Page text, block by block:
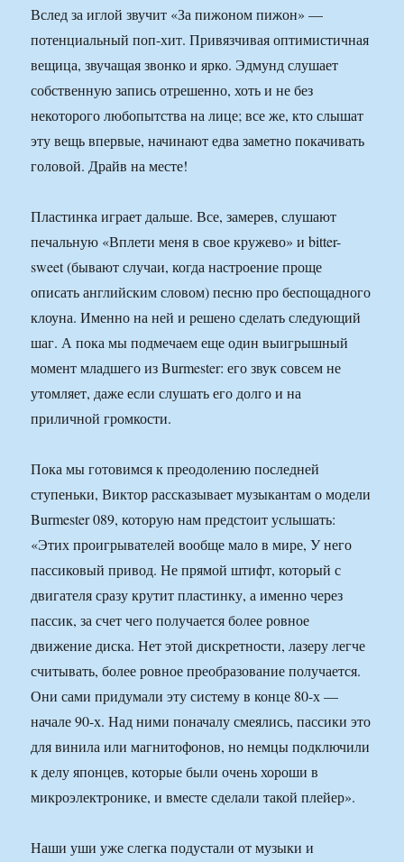
Вслед за иглой звучит «За пижоном пижон» —
потенциальный поп-хит. Привязчивая оптимистичная
вещица, звучащая звонко и ярко. Эдмунд слушает
собственную запись отрешенно, хоть и не без
некоторого любопытства на лице; все же, кто слышат
эту вещь впервые, начинают едва заметно покачивать
головой. Драйв на месте!
Пластинка играет дальше. Все, замерев, слушают
печальную «Вплети меня в свое кружево» и bitter-
sweet (бывают случаи, когда настроение проще
описать английским словом) песню про беспощадного
клоуна. Именно на ней и решено сделать следующий
шаг. А пока мы подмечаем еще один выигрышный
момент младшего из Burmester: его звук совсем не
утомляет, даже если слушать его долго и на
приличной громкости.
Пока мы готовимся к преодолению последней
ступеньки, Виктор рассказывает музыкантам о модели
Burmester 089, которую нам предстоит услышать:
«Этих проигрывателей вообще мало в мире, У него
пассиковый привод. Не прямой штифт, который с
двигателя сразу крутит пластинку, а именно через
пассик, за счет чего получается более ровное
движение диска. Нет этой дискретности, лазеру легче
считывать, более ровное преобразование получается.
Они сами придумали эту систему в конце 80-х —
начале 90-х. Над ними поначалу смеялись, пассики это
для винила или магнитофонов, но немцы подключили
к делу японцев, которые были очень хороши в
микроэлектронике, и вместе сделали такой плейер».
Наши уши уже слегка подустали от музыки и